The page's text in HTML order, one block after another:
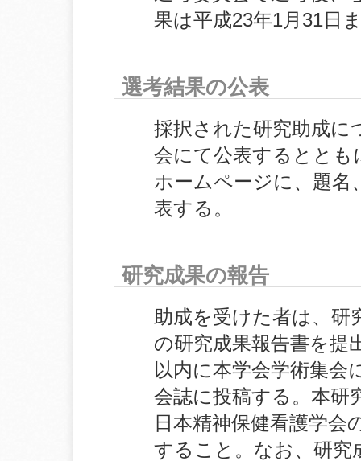
果は平成23年1月31日
選考結果の公表
採択された研究助成に
会にて公表するととも
ホームページに、題名
表する。
研究成果の報告
助成を受けた者は、研
の研究成果報告書を提
以内に本学会学術集会
会誌に投稿する。本研
日本精神保健看護学会
すること。なお、研究